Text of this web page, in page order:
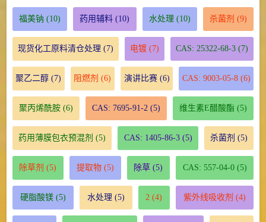
福美钠 (10) 药用辅料 (10) 水处理 (10) 杀菌剂 (9)
现货化工原料清仓处理 (7) 电镀 (7) CAS: 25322-68-3 (7)
聚乙二醇 (7) 阻燃剂 (6) 演讲比赛(6) CAS: 9003-05-8(6)
聚丙烯酰胺(6) CAS: 7695-91-2 (5) 维生素E醋酸酯 (5)
药用薄膜包衣预混剂 (5) CAS: 1405-86-3(5) 杀菌剂 (5)
除草剂 (5) 提取物(5) 除草 (5) CAS: 557-04-0(5)
硬脂酸镁(5) 水处理 (5) 2 (4) 紫外线吸收剂 (4)